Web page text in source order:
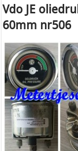
Vdo JE
60mm nr506